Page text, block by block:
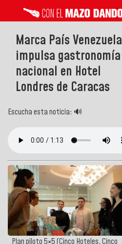
Marca País Venezuela
impulsa gastronomía
nacional en Hotel
Londres de Caracas
Escucha esta noticia: 🔊
Plan piloto 5×5 (Cinco Hoteles, Cinco